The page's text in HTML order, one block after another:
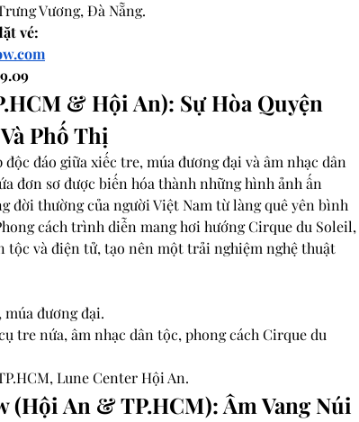
Vương, Đà Nẵng.
vé:
& Hội An): Sự Hòa Quyện
Phố Thị
độc đáo giữa xiếc tre, múa đương đại và âm nhạc dân
đơn sơ được biến hóa thành những hình ảnh ấn
đời thường của người Việt Nam từ làng quê yên bình
cách trình diễn mang hơi hướng Cirque du Soleil,
tộc và điện tử, tạo nên một trải nghiệm nghệ thuật
múa đương đại.
tre nứa, âm nhạc dân tộc, phong cách Cirque du
Lune Center Hội An.
(Hội An & TP.HCM): Âm Vang Núi